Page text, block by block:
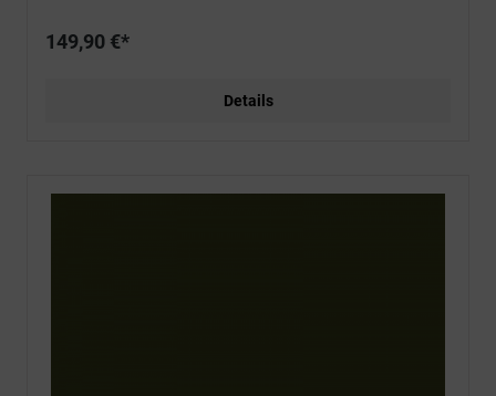
149,90 €*
Details